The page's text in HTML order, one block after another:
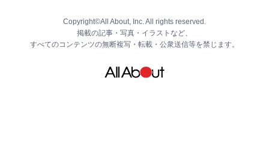
Copyright©All About, Inc. All rights reserved.
掲載の記事・写真・イラストなど、
すべてのコンテンツの無断複写・転載・公衆送信等を禁じます。